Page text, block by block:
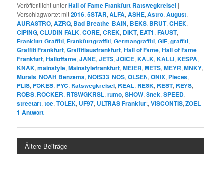
Veröffentlicht unterHall of Fame Frankfurt Ratswegkreisel |
Verschlagwortet mit2016,5STAR,ALFA,ASHE,Astro,August,
AURASTRO,AZRQ, Bad Breathe, BAIN, BEKS, BRUT,CHEK,
CIPING,CLUDIN FALK,CORE,CREK, DIKT, EAT1,FAUST,
Frankfurt Graffiti,Frankfurtgraffiti,Germangraffiti,GIF,graffiti,
Graffiti Frankfurt,Graffitiausfrankfurt,Hall of Fame,Hall of Fame
Frankfurt,Halloffame,JANE,JETS,JOICE,KALK,KALLI,KESPA,
KNAK,mainstyle,Mainstylefrankfurt,MEIER,METS,MEYR,MNKY,
Murals,NOAH Benzema,NOIS33,NOS,OLSEN,ONIX, Pieces,
PLIS, POKES, PYC, Ratswegkreisel, REAL, RESK, REST, REYS,
ROBS, ROCKER, RTSWGKRSL,rumo,SHOW,Snek,SPEED,
streetart,toe,TOLEK, UF97, ULTRAS Frankfurt,VISCONTIS,ZOEL |
1 Antwort
Ältere Beiträge